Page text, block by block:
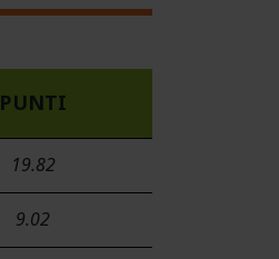
PUNTI
19.82
9.02